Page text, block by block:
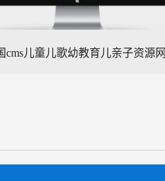
cms儿童儿歌幼教育儿亲子资源网